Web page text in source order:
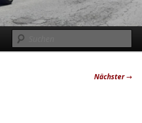
Nächster→